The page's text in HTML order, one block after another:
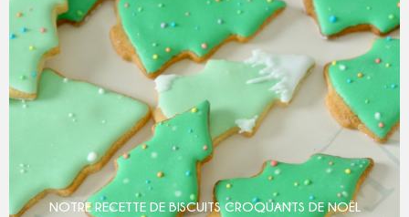
NOTRE RECETTE DE BISCUITS CROQUANTS DE NOËL